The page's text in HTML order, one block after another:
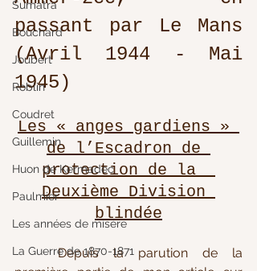
Sumatra
Bouchard
Joubert
Roblin
Coudret
Guillemin
Huon de Kermadec
Paulmier
Les années de misère
La Guerre de 1870-1871
passant par Le Mans
(Avril 1944 - Mai
1945)
Les « anges gardiens »
de l’Escadron de
protection de la
Deuxième Division
blindée
	Depuis la parution de la